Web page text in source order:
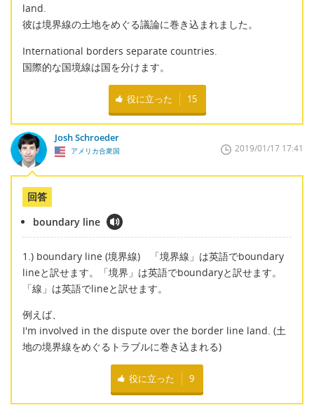
land.
彼は境界線の土地をめぐる議論に巻き込まれました。
International borders separate countries.
国際的な国境線は国を分けます。
役に立った 15
Josh Schroeder
アメリカ合衆国 2019/01/17 17:41
回答
boundary line
1.) boundary line (境界線) 「境界線」は英語でboundary
lineと訳せます。「境界」は英語でboundaryと訳せます。
「線」は英語でlineと訳せます。
例えば、
I'm involved in the dispute over the border line land. (土
地の境界線をめぐるトラブルに巻き込まれる)
役に立った 9